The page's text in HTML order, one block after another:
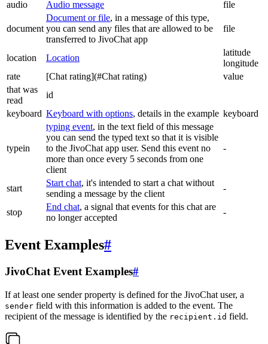
audio
Audio message file
document
Document or file, in a message of this type,
you can send any files that are allowed to be
transferred to JivoChat app
file
location Location
latitude
longitude
rate
[Chat rating](#Chat rating)
value
that was
read
id
keyboard Keyboard with options, details in the example keyboard
typein
typing event, in the text field of this message
you can send the typed text so that it is visible
to the JivoChat app user. Send this event no
more than once every 5 seconds from one
client
-
start
Start chat, it's intended to start a chat without
sending a message by the client
-
stop
End chat, a signal that events for this chat are
no longer accepted
-
Event Examples#
JivoChat Event Examples#
If at least one sender property is defined for the JivoChat user, a
sender field with this information is added to the event. The
recipient of the message is identified by the recipient.id field.